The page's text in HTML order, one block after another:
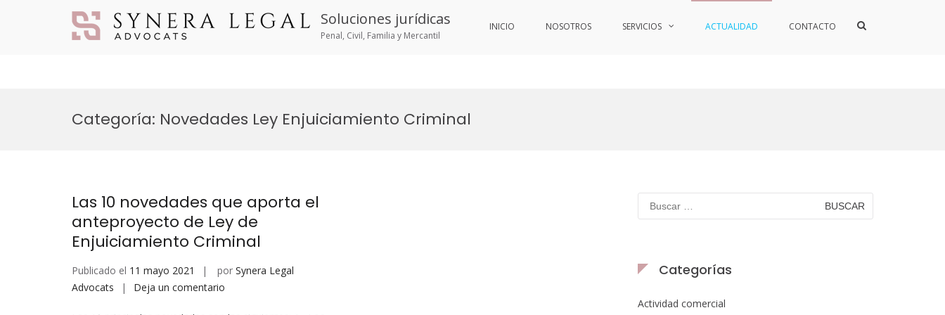
Soluciones jurídicas
Penal, Civil, Familia y Mercantil
INICIO NOSOTROS SERVICIOS ACTUALIDAD CONTACTO
Categoría: Novedades Ley Enjuiciamiento Criminal
Las 10 novedades que aporta el
anteproyecto de Ley de
Enjuiciamiento Criminal
Publicado el 11 mayo 2021 por Synera Legal
Advocats
Deja un comentario
Categorías
Actividad comercial